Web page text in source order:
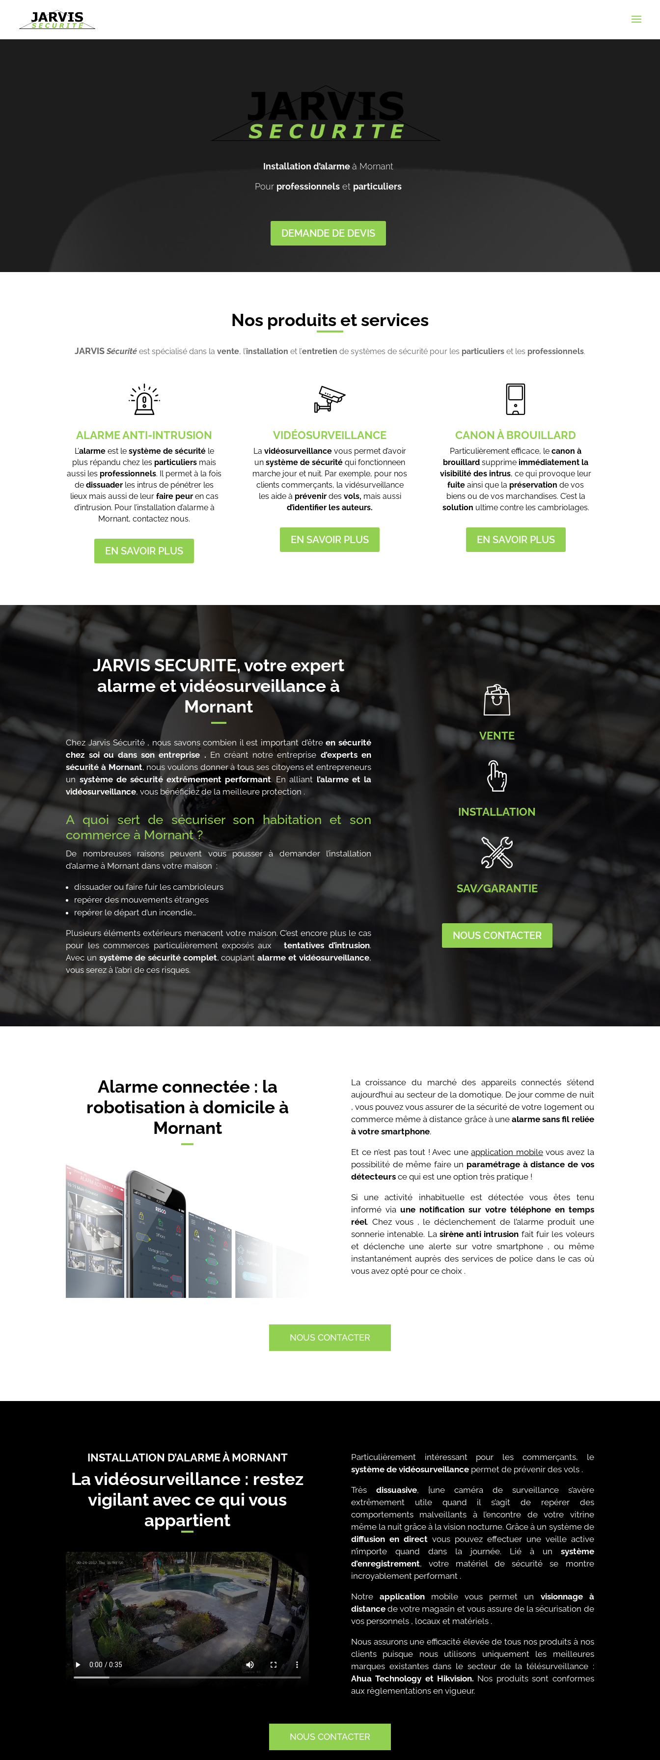
Installation d’alarmeà Mornant
Pour professionnelset particuliers
DEMANDE DE DEVIS
Nos produits et services
JARVIS Sécurité est spécialisé dans la vente, l’installation et l’entretien de systèmes de sécurité pour les particuliers et les professionnels.
ALARME ANTI-INTRUSION
L’alarmeest le système de sécuritéle
plus répandu chez les particuliers mais
aussi les professionnels. Il permet à la fois
dedissuader les intrus de pénétrer les
lieux mais aussi de leurfaire peuren cas
d’intrusion. Pour l’installation d’alarme à
Mornant, contactez nous.
EN SAVOIR PLUS
VIDÉOSURVEILLANCE
Lavidéosurveillance vous permet d’avoir
unsystème de sécurité qui fonctionneen
marche jour et nuit. Par exemple, pour nos
clients commerçants, la vidésurveillance
les aide à prévenir des vols, mais aussi
d’identifier les auteurs.
EN SAVOIR PLUS
CANON À BROUILLARD
Particulièrement efficace, lecanon à
brouillard supprime immédiatement la
visibilité des intrus, ce qui provoque leur
fuite ainsi que la préservation de vos
biens ou de vos marchandises. C’est la
solution ultime contre les cambriolages.
EN SAVOIR PLUS
JARVIS SECURITE, votre expert
alarme et vidéosurveillance à
Mornant
Chez Jarvis Sécurité , nous savons combien il est important d’êtreen sécurité
chez soi ou dans son entreprise . En créant notre entreprise d’experts en
sécurité à Mornant, nous voulons donner à tous ses citoyens et entrepreneurs
un système de sécurité extrêmement performant. En alliant l’alarme et la
vidéosurveillance, vous bénéficiez de la meilleure protection .
A quoi sert de sécuriser son habitation et son
commerce à Mornant ?
De nombreuses raisons peuvent vous pousser à demander l’installation
d’alarme à Mornant dans votre maison :
dissuader ou faire fuir les cambrioleurs
repérer des mouvements étranges
repérer le départ d’un incendie…
Plusieurs éléments extérieurs menacent votre maison. C’est encore plus le cas
pour les commerces particulièrement exposés auxtentatives d’intrusion.
Avec unsystème de sécurité complet, couplantalarme et vidéosurveillance,
vous serez à l’abri de ces risques.
VENTE
INSTALLATION
SAV/GARANTIE
NOUS CONTACTER
Alarme connectée : la
robotisation à domicile à
Mornant
La croissance du marché des appareils connectés s’étend
aujourd’hui au secteur de la domotique. De jour comme de nuit
, vous pouvez vous assurer de la sécurité de votre logement ou
commerce même à distance grâce à unealarme sans fil reliée
à votre smartphone.
Et ce n’est pas tout ! Avec uneapplication mobilevous avez la
possibilité de même faire un paramétrage à distance de vos
détecteursce qui est une option très pratique !
Si une activité inhabituelle est détectée vous êtes tenu
informé via une notification sur votre téléphone en temps
réel. Chez vous , le déclenchement de l’alarme produit une
sonnerie intenable. La sirène anti intrusion fait fuir les voleurs
et déclenche une alerte sur votre smartphone , ou même
instantanément auprès des services de police dans le cas où
vous avez opté pour ce choix .
NOUS CONTACTER
INSTALLATION D’ALARME À MORNANT
La vidéosurveillance : restez
vigilant avec ce qui vous
appartient
Particulièrement intéressant pour les commerçants, le
système de vidéosurveillancepermet de prévenir des vols .
Très dissuasive, {une caméra de surveillance s’avère
extrêmement utile quand il s’agit de repérer des
comportements malveillants à l’encontre de votre vitrine
même la nuit grâce à la vision nocturne. Grâce à un système de
diffusion en direct vous pouvez effectuer une veille active
n’importe quand dans la journée. Lié à un système
d’enregistrement, votre matériel de sécurité se montre
incroyablement performant .
Notreapplication mobile vous permet un visionnage à
distancede votre magasin et vous assure de la sécurisation de
vos personnels , locaux et matériels .
Nous assurons une efficacité élevée de tous nos produits à nos
clients puisque nous utilisons uniquement les meilleures
marques existantes dans le secteur de la télésurveillance :
Ahua Technology et Hikvision. Nos produits sont conformes
aux règlementations en vigueur.
NOUS CONTACTER